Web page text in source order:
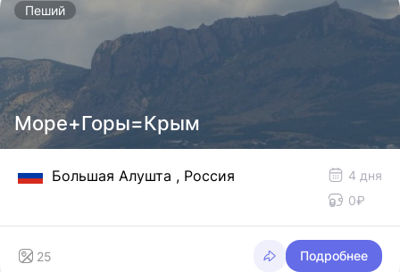
Пеший
Море+Горы=Крым
Большая Алушта , Россия
4 дня
0₽
25 Подробнее